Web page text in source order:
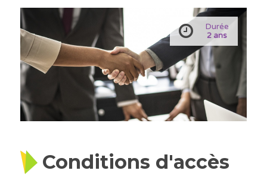
Durée
2 ans
Conditions d'accès